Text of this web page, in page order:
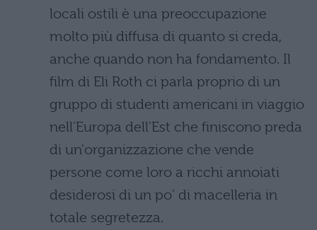
locali ostili è una preoccupazione
molto più diffusa di quanto si creda,
anche quando non ha fondamento. Il
film di Eli Roth ci parla proprio di un
gruppo di studenti americani in viaggio
nell'Europa dell'Est che finiscono preda
di un'organizzazione che vende
persone come loro a ricchi annoiati
desiderosi di un po' di macelleria in
totale segretezza.